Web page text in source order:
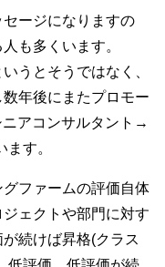
ージになりますの
も多くいます。
うとそうではなく、
年後にまたプロモー
アコンサルタント→
す。
ファームの評価自体
ェクトや部門に対す
続けば昇格(クラス